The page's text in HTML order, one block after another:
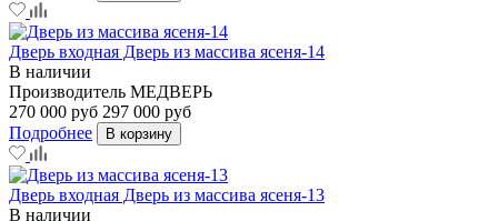
Дверь входная Дверь из массива ясеня-14
В наличии
Производитель МЕДВЕРЬ
270 000 руб 297 000 руб
Подробнее
В корзину
Дверь входная Дверь из массива ясеня-13
В наличии